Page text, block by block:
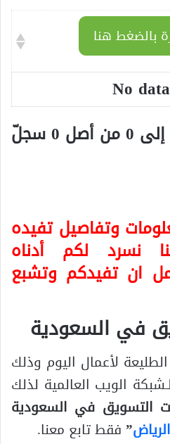
بالضغط هنا
No
وتفاصيل تفيده
نسرد لكم أدناه
ان تفيدكم وتشبع
في السعودية
لأعمال اليوم وذلك
الويب العالمية لذلك
التسويق في السعودية
”فقط تابع معنا.